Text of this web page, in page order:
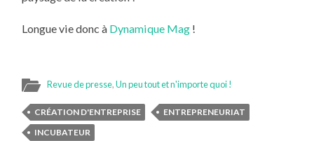
Longue vie donc à Dynamique Mag !
Revue de presse,Un peu tout et n'importe quoi !
CRÉATION D'ENTREPRISE
ENTREPRENEURIAT
INCUBATEUR